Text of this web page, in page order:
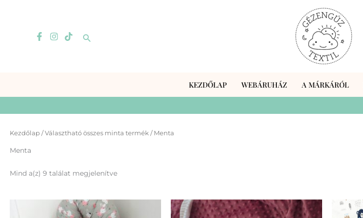
Search
KEZDŐLAP WEBÁRUHÁZ A MÁRKÁRÓL
Kezdőlap / Választható összes minta termék / Menta
Menta
Mind a(z) 9 találat megjelenítve
Ennek
a
Ennek
a